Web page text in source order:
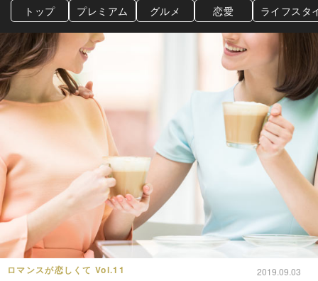
トップ プレミアム グルメ 恋愛 ライフスタ
ロマンスが恋しくて Vol.11 2019.09.03